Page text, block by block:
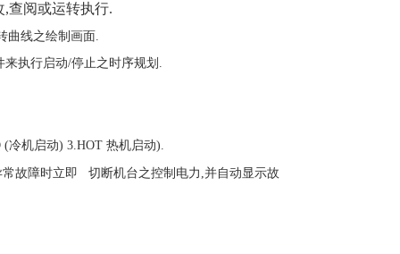
查阅或运转执行.
曲线之绘制画面.
执行启动/停止之时序规划.
冷机启动) 3.HOT 热机启动).
故障时立即 切断机台之控制电力,并自动显示故